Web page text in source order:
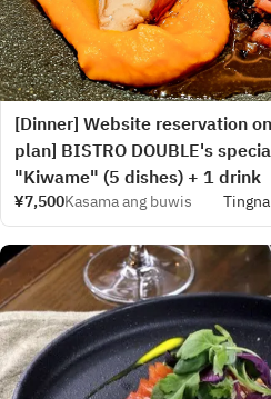
[Dinner] Website reservation
plan] BISTRO DOUBLE's
"Kiwame" (5 dishes) + 1 drink
¥7,500Kasama ang buwis